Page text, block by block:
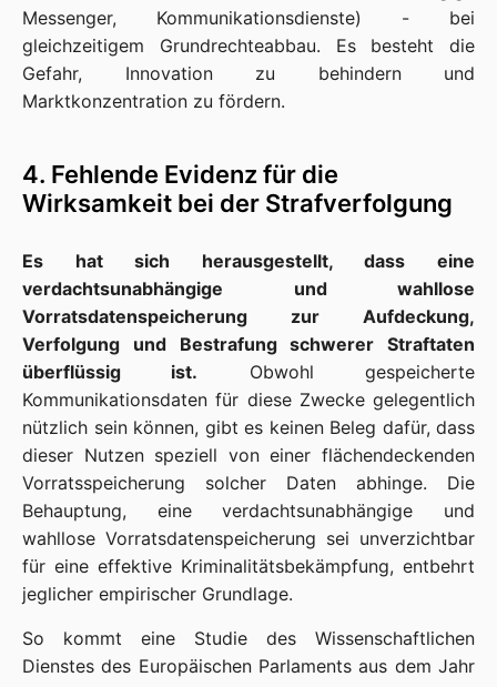
Messenger, Kommunikationsdienste) - bei
gleichzeitigem Grundrechteabbau. Es besteht die
Gefahr, Innovation zu behindern und
Marktkonzentration zu fördern.
4. Fehlende Evidenz für die
Wirksamkeit bei der Strafverfolgung
Es hat sich herausgestellt, dass eine
verdachtsunabhängige und wahllose
Vorratsdatenspeicherung zur Aufdeckung,
Verfolgung und Bestrafung schwerer Straftaten
überflüssig ist. Obwohl gespeicherte
Kommunikationsdaten für diese Zwecke gelegentlich
nützlich sein können, gibt es keinen Beleg dafür, dass
dieser Nutzen speziell von einer flächendeckenden
Vorratsspeicherung solcher Daten abhinge. Die
Behauptung, eine verdachtsunabhängige und
wahllose Vorratsdatenspeicherung sei unverzichtbar
für eine effektive Kriminalitätsbekämpfung, entbehrt
jeglicher empirischer Grundlage.
So kommt eine Studie des Wissenschaftlichen
Dienstes des Europäischen Parlaments aus dem Jahr